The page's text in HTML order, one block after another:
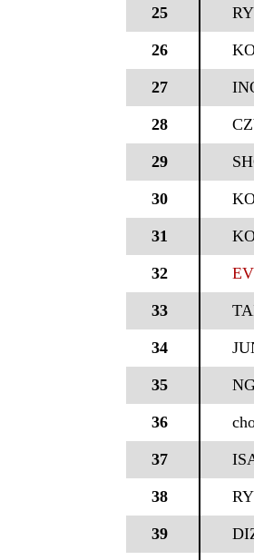
25
26
27
28
29
30
31
32
33
34
35
36
37
38
39